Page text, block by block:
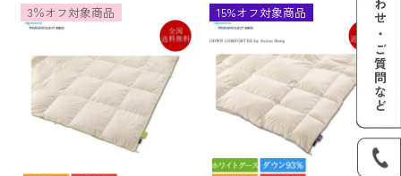
3％オフ対象商品 15%オフ対象商品